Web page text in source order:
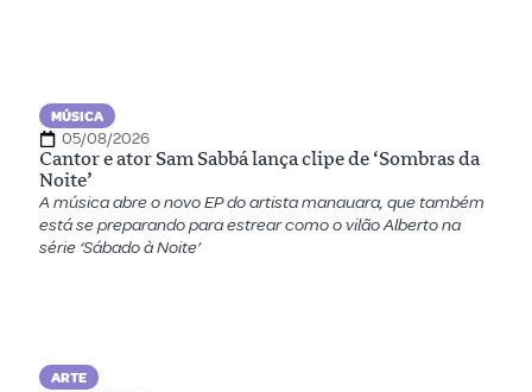
MÚSICA
05/08/2026
Cantor e ator Sam Sabbá lança clipe de ‘Sombras da
Noite’
A música abre o novo EP do artista manauara, que também
está se preparando para estrear como o vilão Alberto na
série ‘Sábado à Noite’
ARTE